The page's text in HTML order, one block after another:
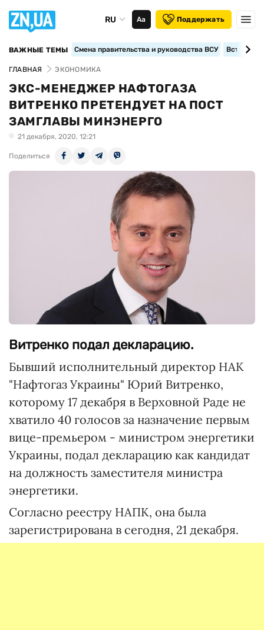
RU Аа Поддержать
ВАЖНЫЕ ТЕМЫ Смена правительства и руководства ВСУ
ГЛАВНАЯ ЭКОНОМИКА
ЭКС-МЕНЕДЖЕР НАФТОГАЗА
ВИТРЕНКО ПРЕТЕНДУЕТ НА ПОСТ
ЗАМГЛАВЫ МИНЭНЕРГО
21 декабря, 2020, 12:21
Поделиться
Витренко подал декларацию.
Бывший исполнительный директор НАК
"Нафтогаз Украины" Юрий Витренко,
которому 17 декабря в Верховной Раде не
хватило 40 голосов за назначение первым
вице-премьером - министром энергетики
Украины, подал декларацию как кандидат
на должность заместителя министра
энергетики.
Согласно реестру НАПК, она была
зарегистрирована в сегодня, 21 декабря.